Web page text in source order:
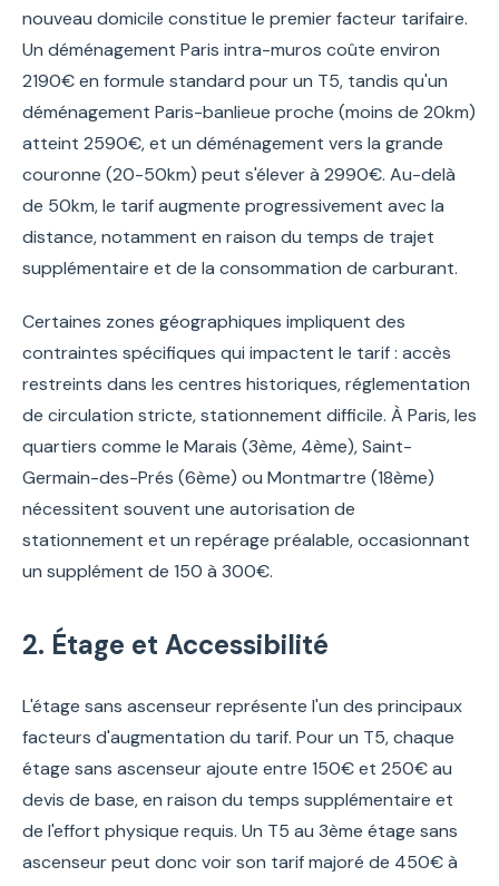
nouveau domicile constitue le premier facteur tarifaire.
Un déménagement Paris intra-muros coûte environ
2190€ en formule standard pour un T5, tandis qu'un
déménagement Paris-banlieue proche (moins de 20km)
atteint 2590€, et un déménagement vers la grande
couronne (20-50km) peut s'élever à 2990€. Au-delà
de 50km, le tarif augmente progressivement avec la
distance, notamment en raison du temps de trajet
supplémentaire et de la consommation de carburant.
Certaines zones géographiques impliquent des
contraintes spécifiques qui impactent le tarif : accès
restreints dans les centres historiques, réglementation
de circulation stricte, stationnement difficile. À Paris, les
quartiers comme le Marais (3ème, 4ème), Saint-
Germain-des-Prés (6ème) ou Montmartre (18ème)
nécessitent souvent une autorisation de
stationnement et un repérage préalable, occasionnant
un supplément de 150 à 300€.
2. Étage et Accessibilité
L'étage sans ascenseur représente l'un des principaux
facteurs d'augmentation du tarif. Pour un T5, chaque
étage sans ascenseur ajoute entre 150€ et 250€ au
devis de base, en raison du temps supplémentaire et
de l'effort physique requis. Un T5 au 3ème étage sans
ascenseur peut donc voir son tarif majoré de 450€ à